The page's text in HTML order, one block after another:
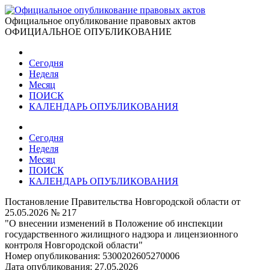
Официальное опубликование правовых актов
ОФИЦИАЛЬНОЕ ОПУБЛИКОВАНИЕ
Сегодня
Неделя
Месяц
ПОИСК
КАЛЕНДАРЬ ОПУБЛИКОВАНИЯ
Сегодня
Неделя
Месяц
ПОИСК
КАЛЕНДАРЬ ОПУБЛИКОВАНИЯ
Постановление Правительства Новгородской области от
25.05.2026 № 217
"О внесении изменений в Положение об инспекции
государственного жилищного надзора и лицензионного
контроля Новгородской области"
Номер опубликования: 5300202605270006
Дата опубликования: 27.05.2026